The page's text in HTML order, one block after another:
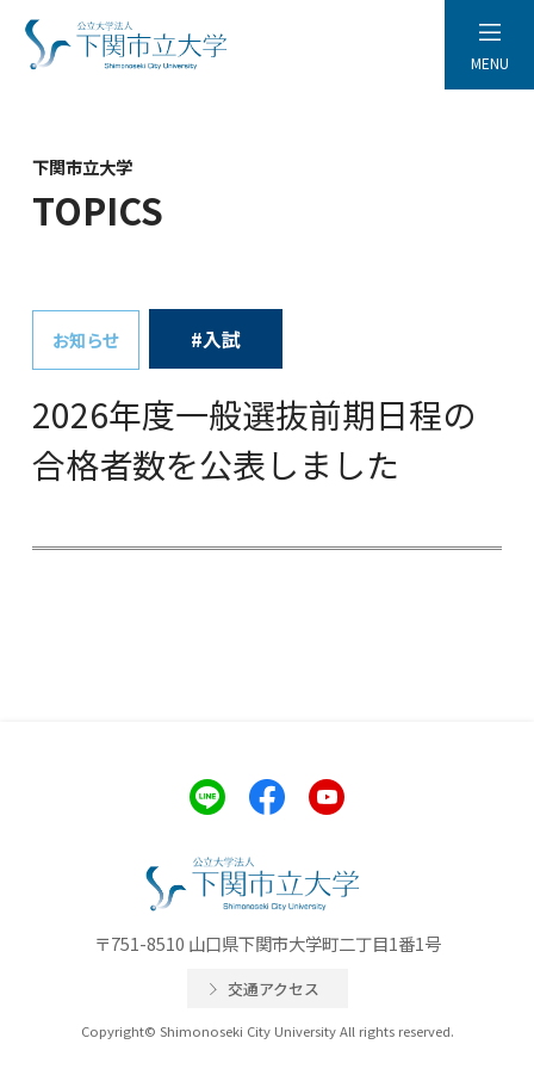
MENU
下関市立大学
TOPICS
お知らせ #入試
2026年度一般選抜前期日程の
合格者数を公表しました
〒751-8510 山口県下関市大学町二丁目1番1号
交通アクセス
Copyright© Shimonoseki City University All rights reserved.